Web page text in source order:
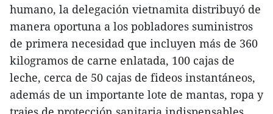
humano, la delegación vietnamita distribuyó de
manera oportuna a los pobladores suministros
de primera necesidad que incluyen más de 360
kilogramos de carne enlatada, 100 cajas de
leche, cerca de 50 cajas de fideos instantáneos,
además de un importante lote de mantas, ropa y